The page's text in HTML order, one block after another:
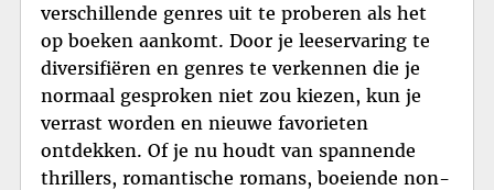
verschillende genres uit te proberen als het
op boeken aankomt. Door je leeservaring te
diversifiëren en genres te verkennen die je
normaal gesproken niet zou kiezen, kun je
verrast worden en nieuwe favorieten
ontdekken. Of je nu houdt van spannende
thrillers, romantische romans, boeiende non-